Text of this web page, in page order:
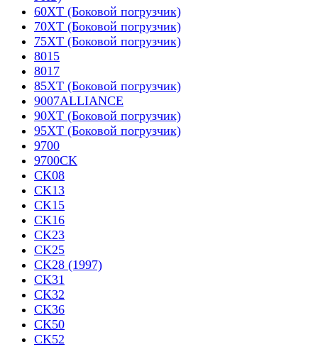
60XT (Боковой погрузчик)
70XT (Боковой погрузчик)
75XT (Боковой погрузчик)
8015
8017
85XT (Боковой погрузчик)
9007ALLIANCE
90XT (Боковой погрузчик)
95XT (Боковой погрузчик)
9700
9700CK
CK08
CK13
CK15
CK16
CK23
CK25
CK28 (1997)
CK31
CK32
CK36
CK50
CK52